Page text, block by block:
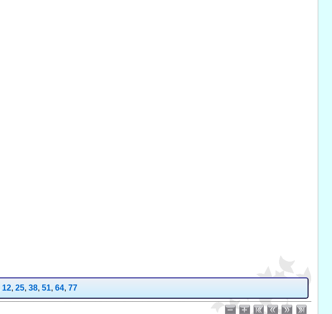
12, 25, 38, 51, 64, 77